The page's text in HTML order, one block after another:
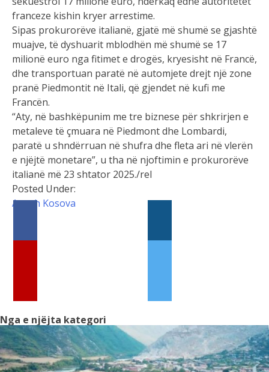
Sipas prokurorëve italianë, gjatë më shumë se gjashtë
muajve, të dyshuarit mblodhën më shumë se 17
milionë euro nga fitimet e drogës, kryesisht në Francë,
dhe transportuan paratë në automjete drejt një zone
pranë Piedmontit në Itali, që gjendet në kufi me
Francën.
“Aty, në bashkëpunim me tre biznese për shkrirjen e
metaleve të çmuara në Piedmont dhe Lombardi,
paratë u shndërruan në shufra dhe fleta ari në vlerën
e njëjtë monetare”, u tha në njoftimin e prokurorëve
italianë më 23 shtator 2025./rel
Posted Under:
AnashKosova